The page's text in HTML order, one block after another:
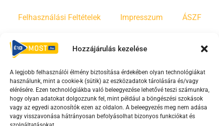
Hozzájárulás kezelése
A legjobb felhasználói élmény biztosítása érdekében olyan technológiákat
használunk, mint a cookie-k (sütik) az eszközadatok tárolására és/vagy
elérésére. Ezen technológiákba való beleegyezése lehetővé teszi számunkra,
hogy olyan adatokat dolgozzunk fel, mint például a böngészési szokások
vagy az egyedi azonosítók ezen az oldalon. A beleegyezés meg nem adása
vagy visszavonása hátrányosan befolyásolhat bizonyos funkciókat és
Felhasználási Feltételek Impresszum ÁSZF
Irányelvek
F
a
c
e
Y
o
u
t
T
i
k
t